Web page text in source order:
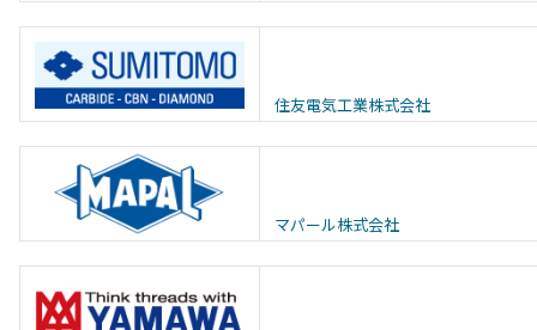
住友電気工業株式会社
マパール株式会社